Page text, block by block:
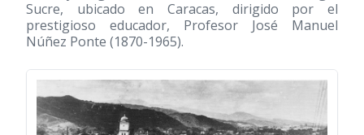
Sucre, ubicado en Caracas, dirigido por el
prestigioso educador, Profesor José Manuel
Núñez Ponte (1870-1965).